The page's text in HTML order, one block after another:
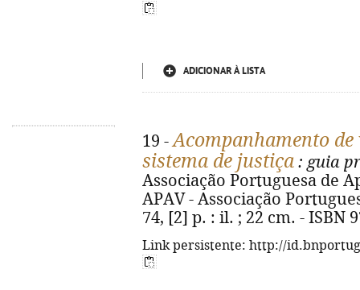
ADICIONAR À LISTA
19 -Acompanhamento
sistema de justiça : guia
Associação Portuguesa de
APAV - Associação
74, [2] p. : il. ; 22 cm. - ISBN
Link persistente: http://